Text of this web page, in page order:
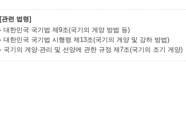
[관련 법령]
대한민국 국기법 제9조(국기의 게양 방법 등)
대한민국 국기법 시행령 제13조(국기의 게양 및 강하 방법)
국기의 게양·관리 및 선양에 관한 규정 제7조(국기의 조기 게양)